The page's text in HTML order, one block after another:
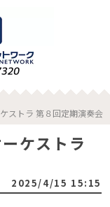
ストラ 第８回定期演奏会
ケストラ
2025/4/15 15:15